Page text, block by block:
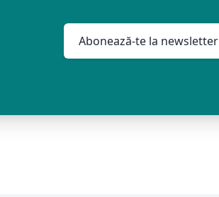
Abonează-te la newsletter